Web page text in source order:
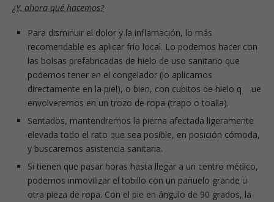
¿Y, ahora qué hacemos?
Para disminuir el dolor y la inflamación, lo más
recomendable es aplicar frío local. Lo podemos hacer con
las bolsas prefabricadas de hielo de uso sanitario que
podemos tener en el congelador (lo aplicamos
directamente en la piel), o bien, con cubitos de hielo q ue
envolveremos en un trozo de ropa (trapo o toalla).
Sentados, mantendremos la pierna afectada ligeramente
elevada todo el rato que sea posible, en posición cómoda,
y buscaremos asistencia sanitaria.
Si tienen que pasar horas hasta llegar a un centro médico,
podemos inmovilizar el tobillo con un pañuelo grande u
otra pieza de ropa. Con el pie en ángulo de 90 grados, la